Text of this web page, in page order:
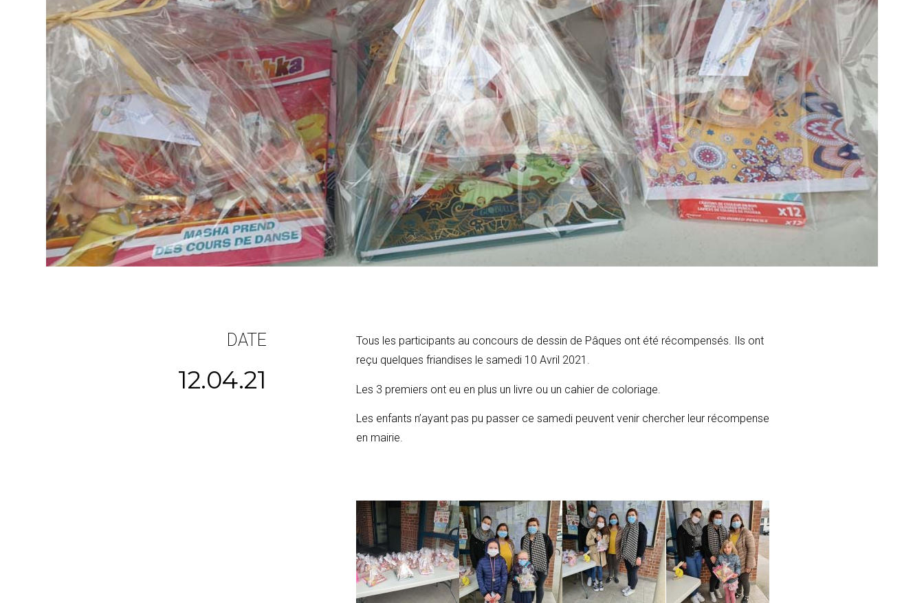
DATE
12.04.21
Tous les participants au concours de dessin de Pâques ont été récompensés. Ils ont
reçu quelques friandises le samedi 10 Avril 2021.
Les 3 premiers ont eu en plus un livre ou un cahier de coloriage.
Les enfants n’ayant pas pu passer ce samedi peuvent venir chercher leur récompense
en mairie.